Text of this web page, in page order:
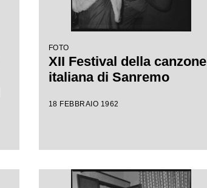
FOTO
XII Festival della canzone
italiana di Sanremo
18 FEBBRAIO 1962